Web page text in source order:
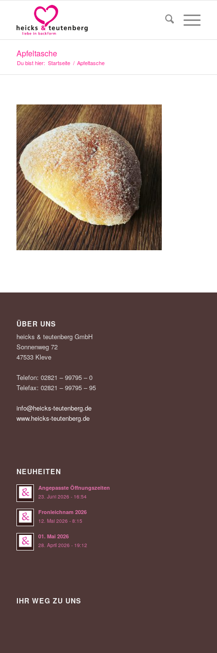
Apfeltasche
Du bist hier: Startseite / Apfeltasche
ÜBER UNS
heicks & teutenberg GmbH
Sonnenweg 72
47533 Kleve
Telefon: 02821 – 99795 – 0
Telefax: 02821 – 99795 – 95
info@heicks-teutenberg.de
www.heicks-teutenberg.de
NEUHEITEN
Angepasste Öffnungszeiten
23. Juni 2026 - 16:54
Fronleichnam 2026
12. Mai 2026 - 8:15
01. Mai 2026
28. April 2026 - 19:12
IHR WEG ZU UNS